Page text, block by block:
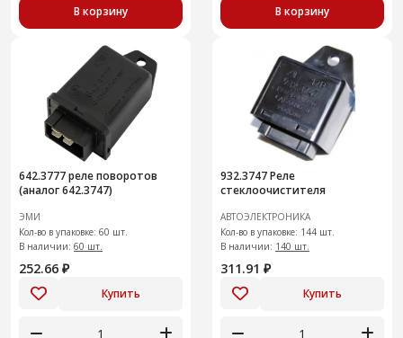
В корзину В корзину
642.3777 реле поворотов
(аналог 642.3747)
ЭМИ
Кол-во в упаковке: 60 шт.
В наличии: 60 шт.
252.66 ₽
Купить
932.3747 Реле
стеклоочистителя
АВТОЭЛЕКТРОНИКА
Кол-во в упаковке: 144 шт.
В наличии: 140 шт.
311.91 ₽
Купить